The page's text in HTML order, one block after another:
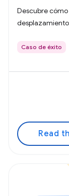
Descubre
Caso de éxito
Read